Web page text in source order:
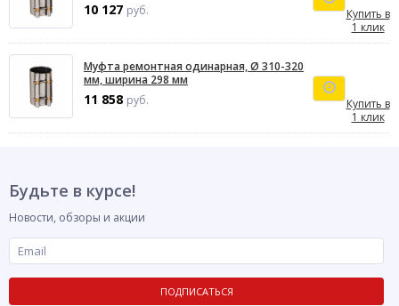
10 127 руб.
Купить в
1 клик
Муфта ремонтная одинарная, Ø 310-320
мм, ширина 298 мм
11 858 руб.
Купить в
1 клик
Будьте в курсе!
Новости, обзоры и акции
ПОДПИСАТЬСЯ